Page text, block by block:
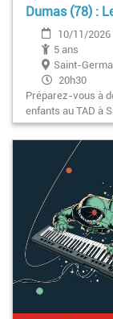
Dumas (78) :
10/11/2026
5 ans
Saint-
20h30
Préparez-vous à
enfants au TAD à